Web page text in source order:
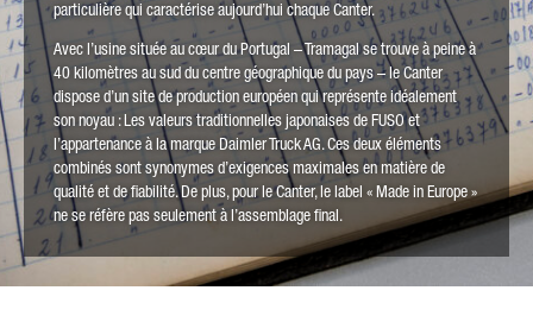
particulière qui caractérise aujourd’hui chaque Canter.
Avec l’usine située au cœur du Portugal – Tramagal se trouve à peine à
40 kilomètres au sud du centre géographique du pays – le Canter
dispose d’un site de production européen qui représente idéalement
son noyau : Les valeurs traditionnelles japonaises de FUSO et
l’appartenance à la marque Daimler Truck AG. Ces deux éléments
combinés sont synonymes d’exigences maximales en matière de
qualité et de fiabilité. De plus, pour le Canter, le label « Made in Europe »
ne se réfère pas seulement à l’assemblage final.